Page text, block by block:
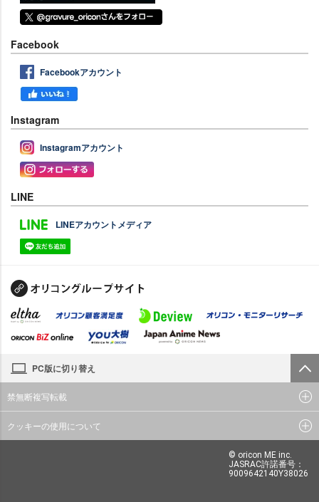
Facebook
Facebookアカウント
Instagram
Instagramアカウント
LINE
LINEアカウントメディア
PC版に切り替え
禁無断複写転載
クッキーの使用について
© oricon ME inc.
JASRAC許諾番号：
9009642140Y38026